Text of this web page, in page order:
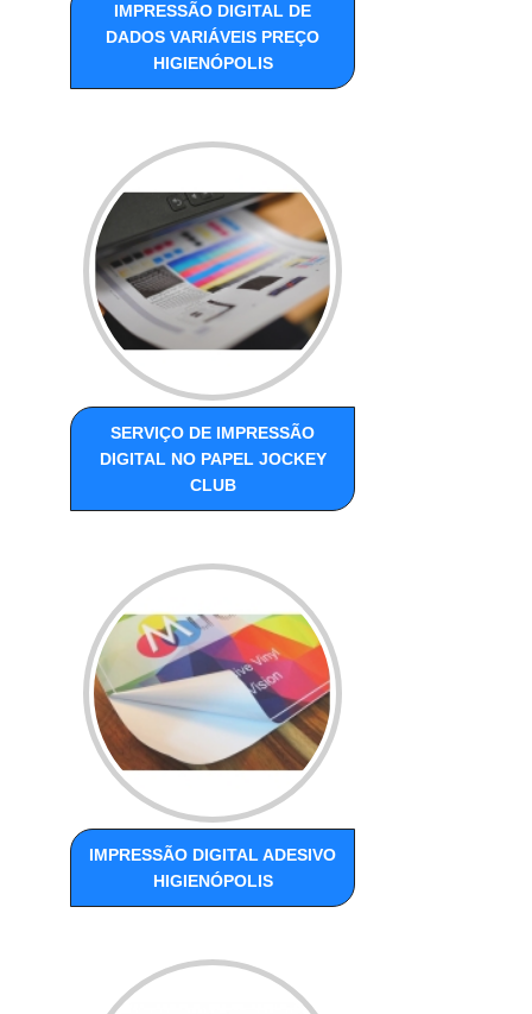
IMPRESSÃO DIGITAL DE
DADOS VARIÁVEIS PREÇO
HIGIENÓPOLIS
SERVIÇO DE IMPRESSÃO
DIGITAL NO PAPEL JOCKEY
CLUB
IMPRESSÃO DIGITAL ADESIVO
HIGIENÓPOLIS